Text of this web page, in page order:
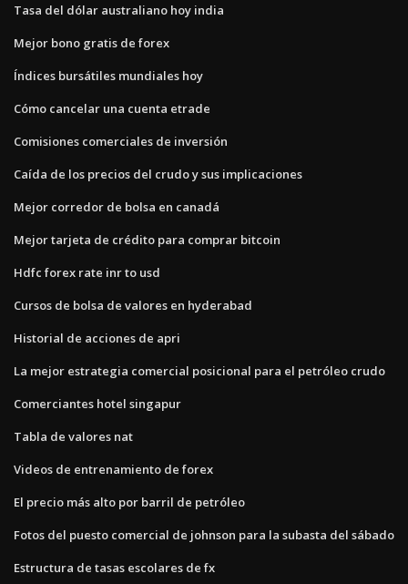
Tasa del dólar australiano hoy india
Mejor bono gratis de forex
Índices bursátiles mundiales hoy
Cómo cancelar una cuenta etrade
Comisiones comerciales de inversión
Caída de los precios del crudo y sus implicaciones
Mejor corredor de bolsa en canadá
Mejor tarjeta de crédito para comprar bitcoin
Hdfc forex rate inr to usd
Cursos de bolsa de valores en hyderabad
Historial de acciones de apri
La mejor estrategia comercial posicional para el petróleo crudo
Comerciantes hotel singapur
Tabla de valores nat
Videos de entrenamiento de forex
El precio más alto por barril de petróleo
Fotos del puesto comercial de johnson para la subasta del sábado
Estructura de tasas escolares de fx